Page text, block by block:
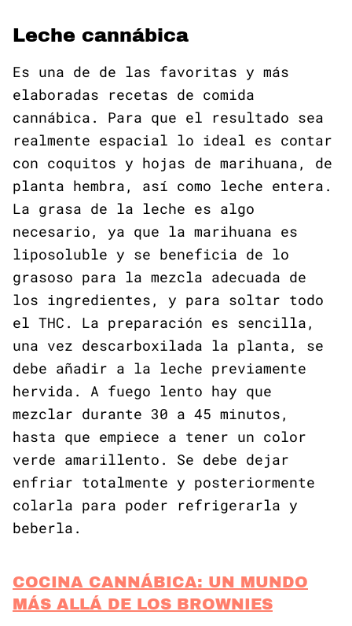
Leche cannábica
Es una de de las favoritas y más
elaboradas recetas de comida
cannábica. Para que el resultado sea
realmente espacial lo ideal es contar
con coquitos y hojas de marihuana, de
planta hembra, así como leche entera.
La grasa de la leche es algo
necesario, ya que la marihuana es
liposoluble y se beneficia de lo
grasoso para la mezcla adecuada de
los ingredientes, y para soltar todo
el THC. La preparación es sencilla,
una vez descarboxilada la planta, se
debe añadir a la leche previamente
hervida. A fuego lento hay que
mezclar durante 30 a 45 minutos,
hasta que empiece a tener un color
verde amarillento. Se debe dejar
enfriar totalmente y posteriormente
colarla para poder refrigerarla y
beberla.
COCINA CANNÁBICA: UN MUNDO
MÁS ALLÁ DE LOS BROWNIES